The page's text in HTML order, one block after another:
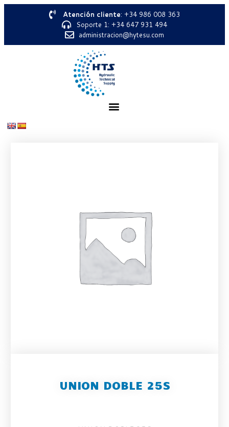
Atención cliente: +34 986 008 363
Soporte 1: +34 647 931 494
administracion@hytesu.com
UNION DOBLE 25S